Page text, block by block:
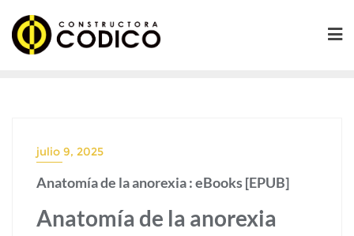
contenido
julio 9, 2025
Anatomía de la anorexia : eBooks [EPUB]
Anatomía de la anorexia